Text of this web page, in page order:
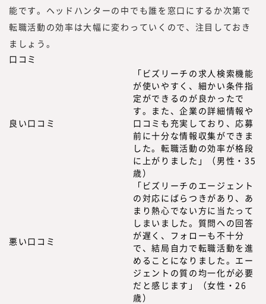
能です。ヘッドハンターの中でも誰を窓口にするか次第で
転職活動の効率は大幅に変わっていくので、注目しておき
ましょう。
口コミ
良い口コミ
「ビズリーチの求人検索機能
が使いやすく、細かい条件指
定ができるのが良かったで
す。また、企業の詳細情報や
口コミも充実しており、応募
前に十分な情報収集ができま
した。転職活動の効率が格段
に上がりました」（男性・35
歳）
悪い口コミ
「ビズリーチのエージェント
の対応にばらつきがあり、あ
まり熱心でない方に当たって
しまいました。質問への回答
が遅く、フォローも不十分
で、結局自力で転職活動を進
めることになりました。エー
ジェントの質の均一化が必要
だと感じます」（女性・26
歳）